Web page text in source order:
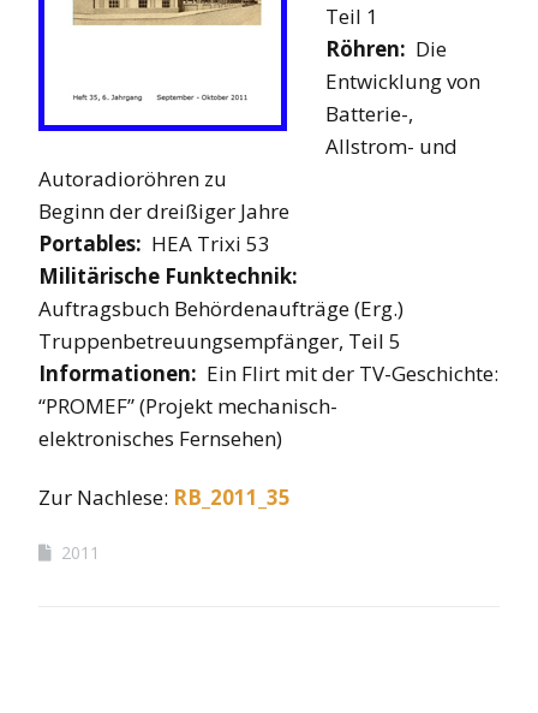
Teil 1
Röhren: Die
Entwicklung von
Batterie-,
Allstrom- und
Autoradioröhren zu
Beginn der dreißiger Jahre
Portables: HEA Trixi 53
Militärische Funktechnik:
Auftragsbuch Behördenaufträge (Erg.)
Truppenbetreuungsempfänger, Teil 5
Informationen: Ein Flirt mit der TV-Geschichte:
“PROMEF” (Projekt mechanisch-
elektronisches Fernsehen)
Zur Nachlese: RB_2011_35
2011